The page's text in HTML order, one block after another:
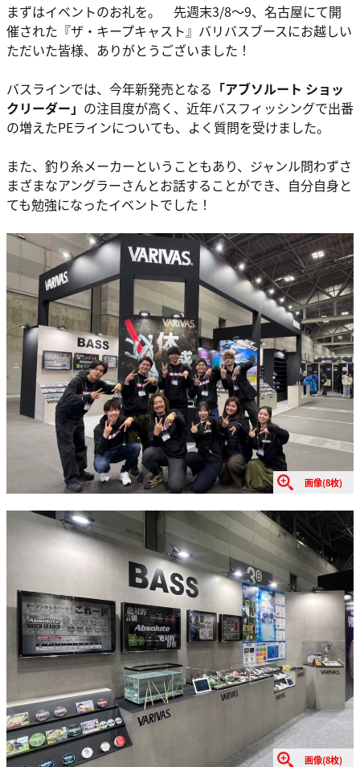
まずはイベントのお礼を。 先週末3/8〜9、名古屋にて開
催された『ザ・キープキャスト』バリバスブースにお越しい
ただいた皆様、ありがとうございました！
バスラインでは、今年新発売となる 「アブソルート ショッ
クリーダー」 の注目度が高く、近年バスフィッシングで出番
の増えたPEラインについても、よく質問を受けました。
また、釣り糸メーカーということもあり、ジャンル問わずさ
まざまなアングラーさんとお話することができ、自分自身と
ても勉強になったイベントでした！
画像(8枚)
画像(8枚)